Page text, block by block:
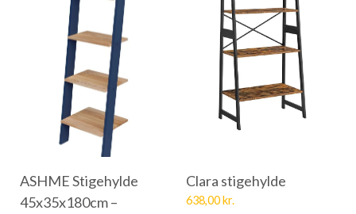
ASHME Stigehylde
45x35x180cm –
Clara stigehylde
638,00kr.